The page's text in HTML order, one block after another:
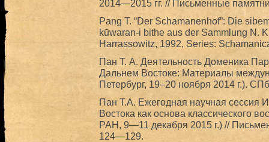
2014—2015 гг. // Письменные
Pang T. “Der Schamanenhof”: Die
kūwaran-i bithe aus der Sammlung N.
Harrassowitz, 1992, Series:
Пан Т. А. Деятельность Доменика
Дальнем Востоке: Материалы
Петербург, 19–20 ноября 2014 г.).
Пан Т.А. Ежегодная научная
Востока как основа классического
РАН, 9—11 декабря 2015 г.) //
124—129.